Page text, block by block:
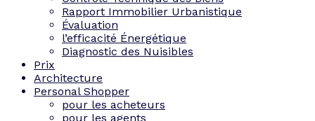
Rapport Immobilier Urbanistique
Évaluation
l’efficacité Énergétique
Diagnostic des Nuisibles
Prix
Architecture
Personal Shopper
pour les acheteurs
pour les agents